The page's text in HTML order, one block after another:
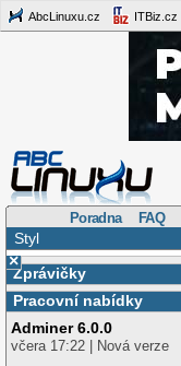
AbcLinuxu.cz ITBiz.cz
Poradna FAQ
Styl
×
Zprávičky
Pracovní nabídky
Adminer 6.0.0
včera 17:22 | Nová verze